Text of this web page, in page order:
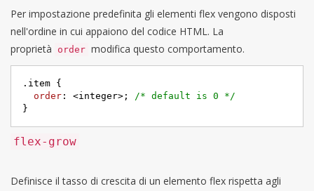
Per impostazione predefinita gli elementi flex vengono disposti
nell'ordine in cui appaiono del codice HTML. La
proprietà
order modifica questo comportamento.
.item {
order : <integer>; /* default is 0 */
}
flex-grow
Definisce il tasso di crescita di un elemento flex rispetta agli